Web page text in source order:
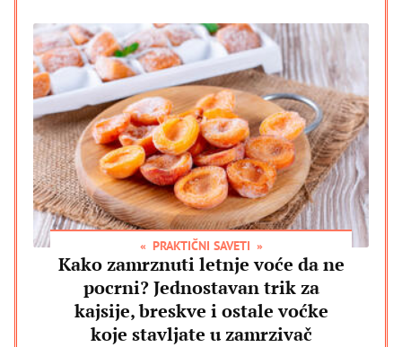
PRAKTIČNI SAVETI
Kako zamrznuti letnje voće da ne
pocrni? Jednostavan trik za
kajsije, breskve i ostale voćke
koje stavljate u zamrzivač